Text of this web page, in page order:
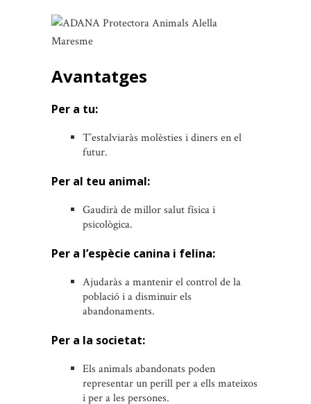
Avantatges
Per a tu:
T’estalviaràs molèsties i diners en el
futur.
Per al teu animal:
Gaudirà de millor salut física i
psicològica.
Per a l’espècie canina i felina:
Ajudaràs a mantenir el control de la
població i a disminuir els
abandonaments.
Per a la societat:
Els animals abandonats poden
representar un perill per a ells mateixos
i per a les persones.